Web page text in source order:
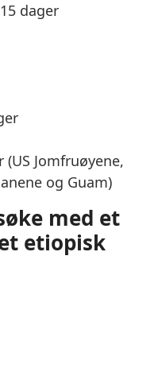
dager
Jomfruøyene,
og Guam)
med et
etiopisk